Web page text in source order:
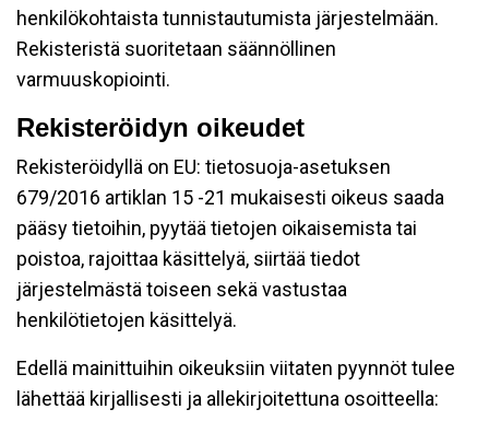
henkilökohtaista tunnistautumista järjestelmään.
Rekisteristä suoritetaan säännöllinen
varmuuskopiointi.
Rekisteröidyn oikeudet
Rekisteröidyllä on EU: tietosuoja-asetuksen
679/2016 artiklan 15 -21 mukaisesti oikeus saada
pääsy tietoihin, pyytää tietojen oikaisemista tai
poistoa, rajoittaa käsittelyä, siirtää tiedot
järjestelmästä toiseen sekä vastustaa
henkilötietojen käsittelyä.
Edellä mainittuihin oikeuksiin viitaten pyynnöt tulee
lähettää kirjallisesti ja allekirjoitettuna osoitteella: